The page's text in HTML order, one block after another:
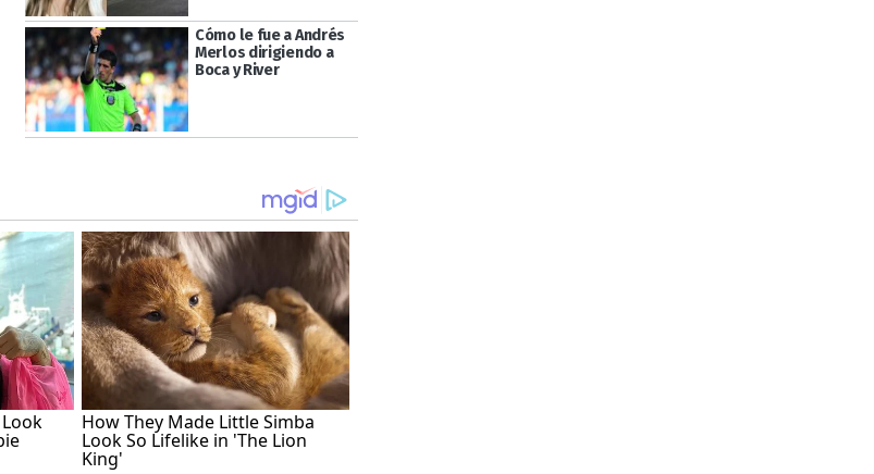
Cómo le fue a Andrés
Merlos dirigiendo a
Boca y River